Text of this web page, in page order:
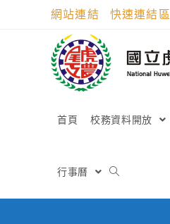
網站連結 快速連結區
首頁 校務資料開放
行事曆